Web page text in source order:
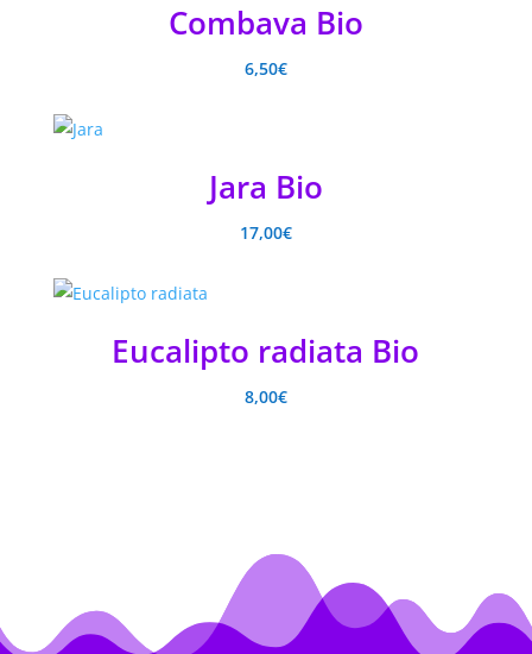
Combava Bio
6,50€
Jara Bio
17,00€
Eucalipto radiata Bio
8,00€